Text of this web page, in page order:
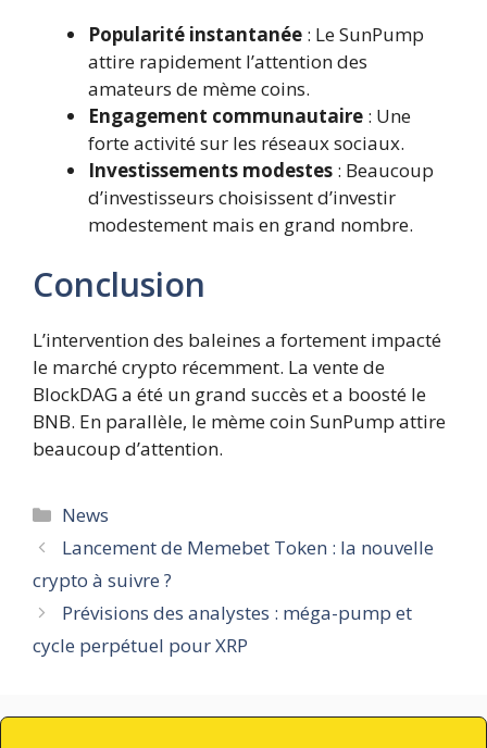
Popularité instantanée : Le SunPump
attire rapidement l’attention des
amateurs de mème coins.
Engagement communautaire : Une
forte activité sur les réseaux sociaux.
Investissements modestes : Beaucoup
d’investisseurs choisissent d’investir
modestement mais en grand nombre.
Conclusion
L’intervention des baleines a fortement impacté
le marché crypto récemment. La vente de
BlockDAG a été un grand succès et a boosté le
BNB. En parallèle, le mème coin SunPump attire
beaucoup d’attention.
Catégories
News
Lancement de Memebet Token : la nouvelle
crypto à suivre ?
Prévisions des analystes : méga-pump et
cycle perpétuel pour XRP